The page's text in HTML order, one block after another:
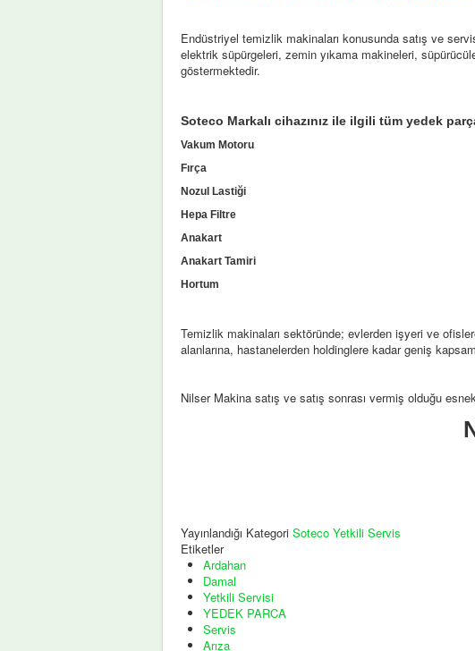
Endüstriyel temizlik makinaları konusunda satış ve
elektrik süpürgeleri, zemin yıkama makineleri,
göstermektedir.
Soteco Markalı cihazınız ile ilgili tüm yedek
Vakum Motoru
Fırça
Nozul Lastiği
Hepa Filtre
Anakart
Anakart Tamiri
Hortum
Temizlik makinaları sektöründe; evlerden işyeri ve
alanlarına, hastanelerden holdinglere kadar geniş
Nilser Makina satış ve satış sonrası vermiş olduğu
Yayınlandığı Kategori Soteco Yetkili Servis
Etiketler
Ardahan
Damal
Yetkili Servisi
YEDEK PARCA
Servis
Arıza